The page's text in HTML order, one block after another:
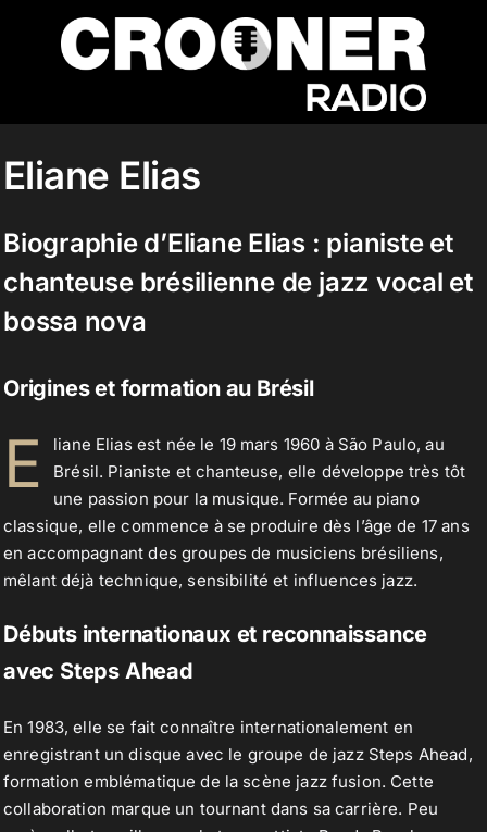
contenu
Accueil
Nos flux audio
Télécharger notre application
Contact
Eliane Elias
Biographie d’Eliane Elias : pianiste et
chanteuse brésilienne de jazz vocal et
bossa nova
Origines et formation au Brésil
E
liane Elias est née le 19 mars 1960 à São Paulo, au
Brésil. Pianiste et chanteuse, elle développe très tôt
une passion pour la musique. Formée au piano
classique, elle commence à se produire dès l’âge de 17 ans
en accompagnant des groupes de musiciens brésiliens,
mêlant déjà technique, sensibilité et influences jazz.
Débuts internationaux et reconnaissance
avec Steps Ahead
En 1983, elle se fait connaître internationalement en
enregistrant un disque avec le groupe de jazz Steps Ahead,
formation emblématique de la scène jazz fusion. Cette
collaboration marque un tournant dans sa carrière. Peu